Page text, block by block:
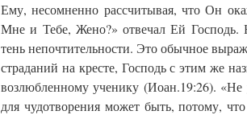
Ему, несомненно рассчитывая, что Он
Мне и Тебе, Жено?» отвечал Ей Господь.
тень непочтительности. Это обычное
страданий на кресте, Господь с этим же
возлюбленному ученику (Иоан.19:26).
для чудотворения может быть, потому,